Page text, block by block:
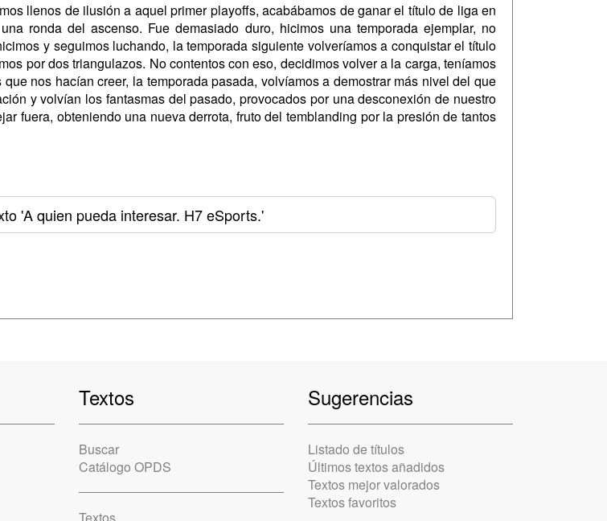
llenos de ilusión a aquel primer playoffs, acabábamos de ganar el título de liga en
ronda del ascenso. Fue demasiado duro, hicimos una temporada ejemplar, no
y seguimos luchando, la temporada siguiente volveríamos a conquistar el título
por dos triangulazos. No contentos con eso, decidimos volver a la carga, teníamos
nos hacían creer, la temporada pasada, volvíamos a demostrar más nivel del que
y volvían los fantasmas del pasado, provocados por una desconexión de nuestro
fuera, obteniendo una nueva derrota, fruto del temblanding por la presión de tantos
'A quien pueda interesar. H7 eSports.'
Textos
Buscar
Catálogo OPDS
Sugerencias
Listado de títulos
Últimos textos añadidos
Textos mejor valorados
Textos favoritos